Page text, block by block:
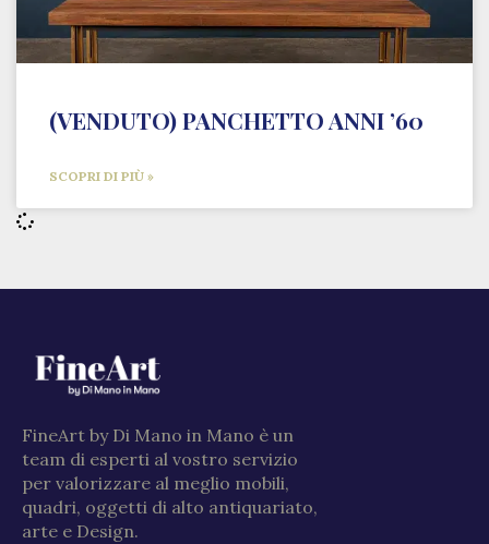
(VENDUTO) PANCHETTO ANNI ’60
SCOPRI DI PIÙ »
FineArt by Di Mano in Mano è un
team di esperti al vostro servizio
per valorizzare al meglio mobili,
quadri, oggetti di alto antiquariato,
arte e Design.